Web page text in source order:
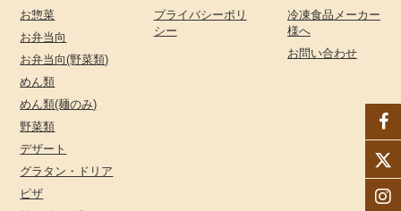
お惣菜
お弁当向
お弁当向(野菜類)
めん類
めん類(麺のみ)
野菜類
デザート
グラタン・ドリア
ピザ
プライバシーポリ
シー
冷凍食品メーカー
様へ
お問い合わせ